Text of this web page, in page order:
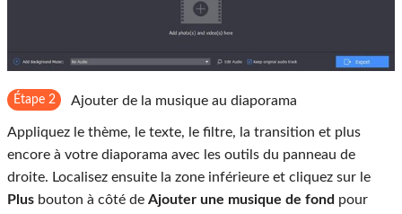
Étape 2 Ajouter de la musique au diaporama
Appliquez le thème, le texte, le filtre, la transition et plus
encore à votre diaporama avec les outils du panneau de
droite. Localisez ensuite la zone inférieure et cliquez sur le
Plus bouton à côté de Ajouter une musique de fond pour